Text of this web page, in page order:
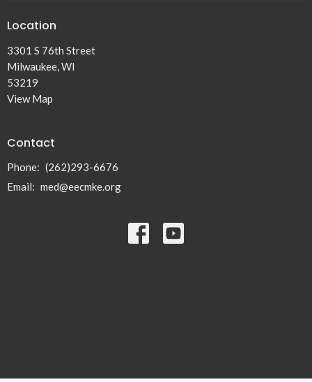
Location
3301 S 76th Street
Milwaukee, WI
53219
View Map
Contact
Phone: (262)293-6676
Email: med@eecmke.org